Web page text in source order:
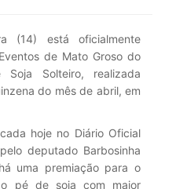
(14) está oficialmente
de Mato Groso do
Solteiro, realizada
do mês de abril, em
hoje no Diário Oficial
deputado Barbosinha
uma premiação para o
pé de soja com maior